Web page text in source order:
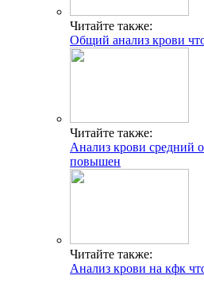
Читайте также:
Общий анализ крови
Читайте также:
Анализ крови средний
повышен
Читайте также:
Анализ крови на кфк